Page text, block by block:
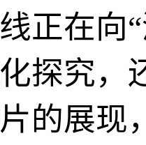
正在向
探究，
的展现